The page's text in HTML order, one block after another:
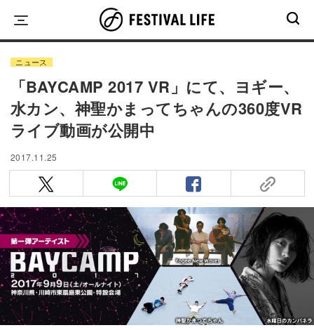
content
ニュース
「BAYCAMP 2017 VR」にて、ヨギー、
水カン、神聖かまってちゃんの360度VR
ライブ動画が公開中
2017.11.25